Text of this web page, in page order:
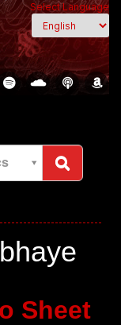
Select Language
Sheet